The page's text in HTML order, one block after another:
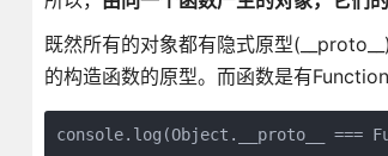
既然所有的对象都有隐式原型
的构造函数的原型。而函数是有
console.log(Object.__proto__